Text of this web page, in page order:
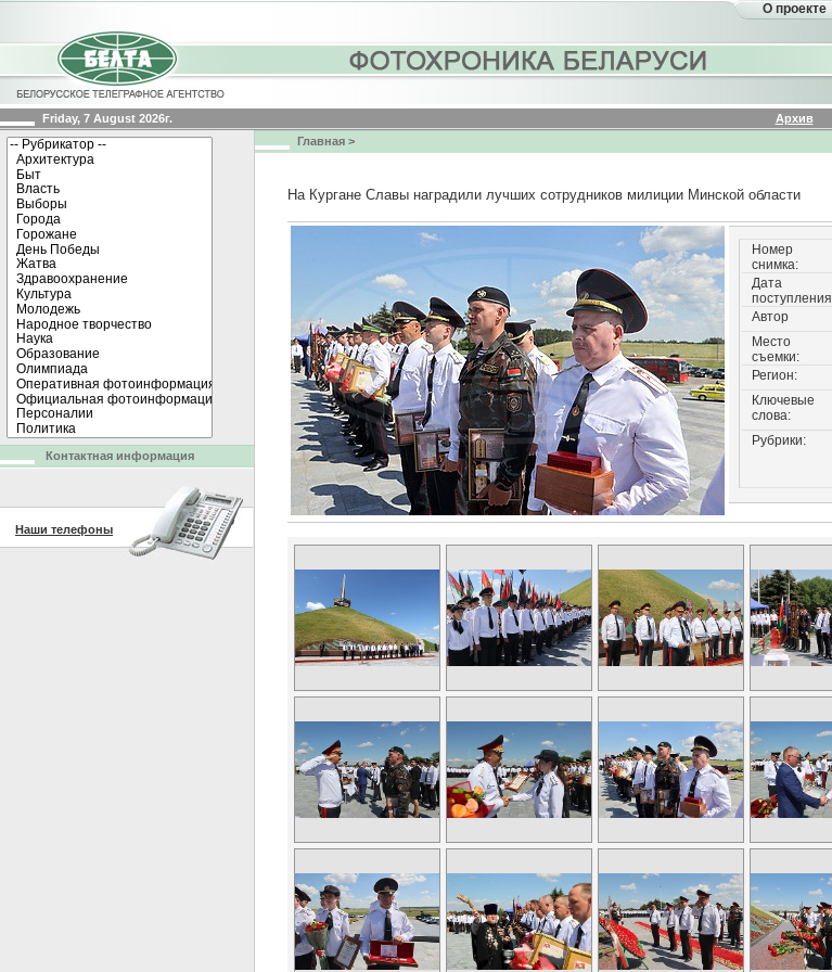
О проекте
Friday, 7 August 2026г. Архив
Главная >
На Кургане Славы наградили лучших сотрудников милиции Минской области
Номер
снимка:
Дата
поступления
Автор
Место
съемки:
Регион:
Ключевые
слова:
Рубрики:
Контактная информация
Наши телефоны